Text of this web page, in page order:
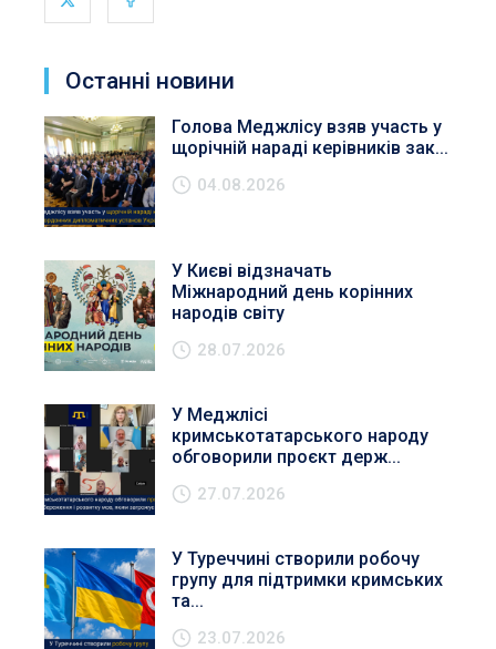
Останні новини
Голова Меджлісу взяв участь у
щорічній нараді керівників зак...
04.08.2026
У Києві відзначать
Міжнародний день корінних
народів світу
28.07.2026
У Меджлісі
кримськотатарського народу
обговорили проєкт держ...
27.07.2026
У Туреччині створили робочу
групу для підтримки кримських
та...
23.07.2026